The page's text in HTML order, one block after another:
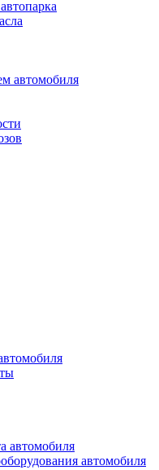
автомобиля
автомобиля
автомобиля